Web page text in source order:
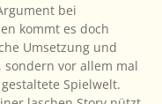
bei
kommt es doch
Umsetzung und
sondern vor allem mal
Spielwelt.